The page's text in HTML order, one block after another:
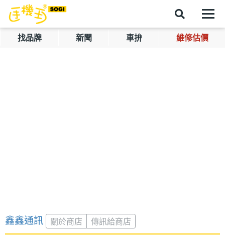
找品牌 新聞 車拚 維修估價
鑫鑫通訊 關於商店 傳訊給商店